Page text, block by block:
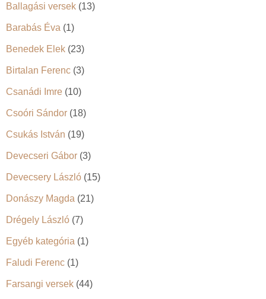
Ballagási versek (13)
Barabás Éva (1)
Benedek Elek (23)
Birtalan Ferenc (3)
Csanádi Imre (10)
Csoóri Sándor (18)
Csukás István (19)
Devecseri Gábor (3)
Devecsery László (15)
Donászy Magda (21)
Drégely László (7)
Egyéb kategória (1)
Faludi Ferenc (1)
Farsangi versek (44)